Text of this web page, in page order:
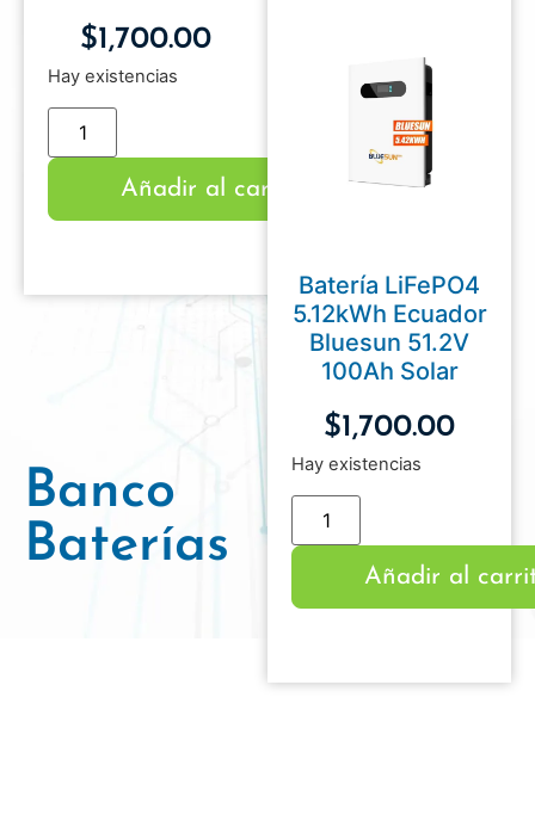
Banco
Baterías
$1,700.00
Hay existencias
Añadir al carrito
Batería LiFePO4
5.12kWh Ecuador
Bluesun 51.2V
100Ah Solar
$1,700.00
Hay existencias
Añadir al